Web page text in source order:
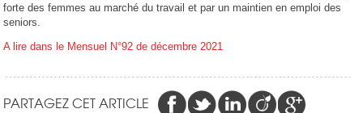
forte des femmes au marché du travail et par un maintien en emploi des
seniors.
A lire dans le Mensuel N°92 de décembre 2021
PARTAGEZ CET ARTICLE